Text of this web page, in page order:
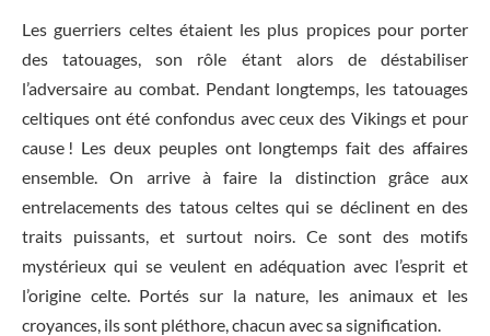
Les guerriers celtes étaient les plus propices pour porter
des tatouages, son rôle étant alors de déstabiliser
l’adversaire au combat. Pendant longtemps, les tatouages
celtiques ont été confondus avec ceux des Vikings et pour
cause ! Les deux peuples ont longtemps fait des affaires
ensemble. On arrive à faire la distinction grâce aux
entrelacements des tatous celtes qui se déclinent en des
traits puissants, et surtout noirs. Ce sont des motifs
mystérieux qui se veulent en adéquation avec l’esprit et
l’origine celte. Portés sur la nature, les animaux et les
croyances, ils sont pléthore, chacun avec sa signification.